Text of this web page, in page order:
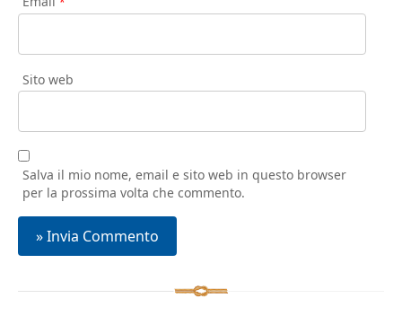
Sito web
Salva il mio nome, email e sito web in questo browser
per la prossima volta che commento.